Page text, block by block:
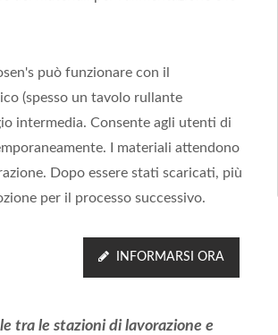
può funzionare con il
(spesso un tavolo rullante
intermedia. Consente agli utenti di
I materiali attendono
Dopo essere stati scaricati, più
per il processo successivo.
INFORMARSI ORA
tra le stazioni di lavorazione e